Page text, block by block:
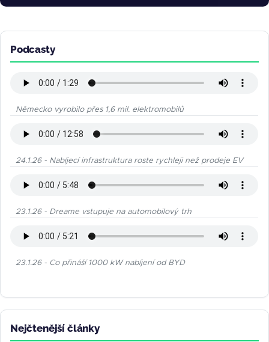
Podcasty
Německo vyrobilo přes 1,6 mil. elektromobilů
24.1.26 - Nabíjecí infrastruktura roste rychleji než prodeje EV
23.1.26 - Dreame vstupuje na automobilový trh
23.1.26 - Co přináší 1000 kW nabíjení od BYD
Nejčtenější články